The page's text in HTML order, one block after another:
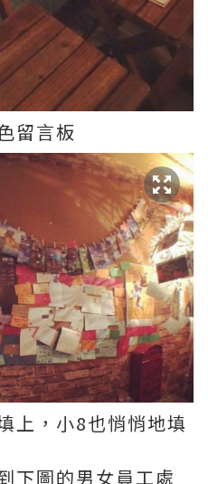
留言板
上，小8也悄悄地填
下圖的男女員工處